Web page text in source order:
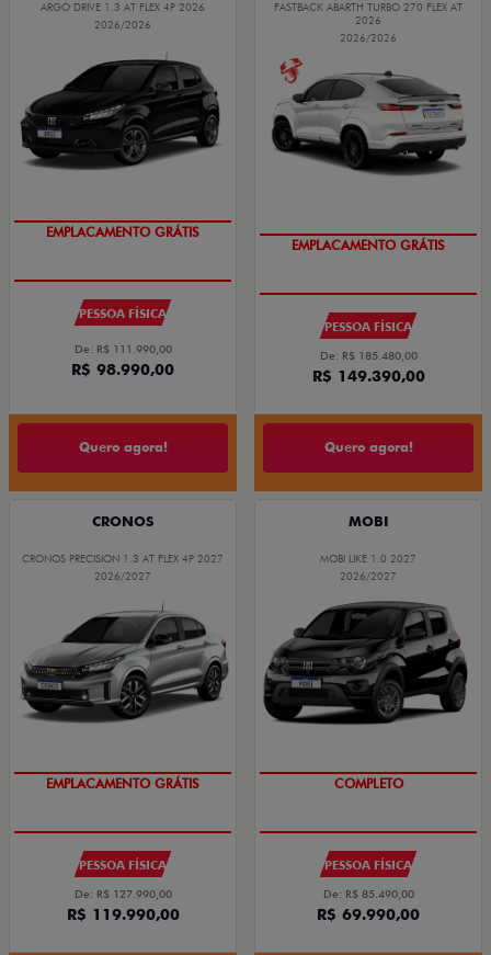
ARGO DRIVE 1.3 AT FLEX 4P 2026
2026/2026
EMPLACAMENTO GRÁTIS
PESSOA FÍSICA
De: R$ 111.990,00
R$ 98.990,00
Quero agora!
FASTBACK ABARTH TURBO 270 FLEX AT
2026
2026/2026
EMPLACAMENTO GRÁTIS
PESSOA FÍSICA
De: R$ 185.480,00
R$ 149.390,00
Quero agora!
CRONOS
CRONOS PRECISION 1.3 AT FLEX 4P 2027
2026/2027
EMPLACAMENTO GRÁTIS
PESSOA FÍSICA
De: R$ 127.990,00
R$ 119.990,00
MOBI
MOBI LIKE 1.0 2027
2026/2027
COMPLETO
PESSOA FÍSICA
De: R$ 85.490,00
R$ 69.990,00